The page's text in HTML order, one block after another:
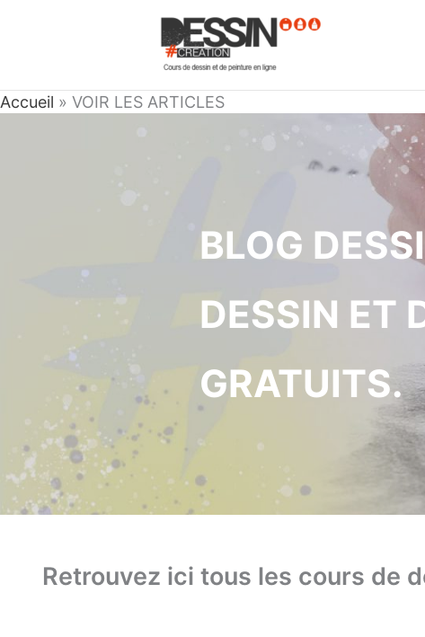
Accueil » VOIR LES ARTICLES
BLOG
DESSIN ET
GRATUITS.
Retrouvez ici tous les cours de